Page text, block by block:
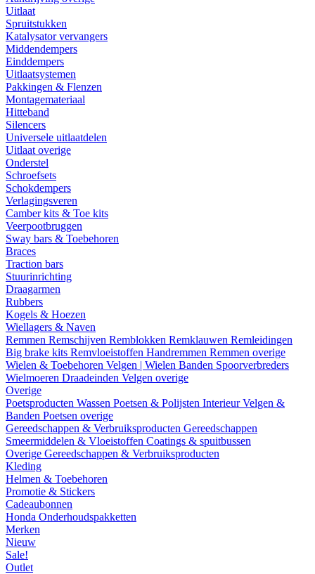
Uitlaat
Spruitstukken
Katalysator vervangers
Middendempers
Einddempers
Uitlaatsystemen
Pakkingen & Flenzen
Montagemateriaal
Hitteband
Silencers
Universele uitlaatdelen
Uitlaat overige
Onderstel
Schroefsets
Schokdempers
Verlagingsveren
Camber kits & Toe kits
Veerpootbruggen
Sway bars & Toebehoren
Braces
Traction bars
Stuurinrichting
Draagarmen
Rubbers
Kogels & Hoezen
Wiellagers & Naven
Remmen Remschijven Remblokken Remklauwen Remleidingen
Big brake kits Remvloeistoffen Handremmen Remmen overige
Wielen & Toebehoren Velgen | Wielen Banden Spoorverbreders
Wielmoeren Draadeinden Velgen overige
Overige
Poetsproducten Wassen Poetsen & Polijsten InterieurVelgen &
Banden Poetsen overige
Gereedschappen & Verbruiksproducten Gereedschappen
Smeermiddelen & Vloeistoffen Coatings & spuitbussen
Overige Gereedschappen & Verbruiksproducten
Kleding
Helmen & Toebehoren
Promotie & Stickers
Cadeaubonnen
Honda Onderhoudspakketten
Merken
Nieuw
Sale!
Outlet